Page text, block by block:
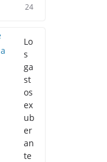
24
Lo
s
ga
st
os
ex
ub
er
an
te